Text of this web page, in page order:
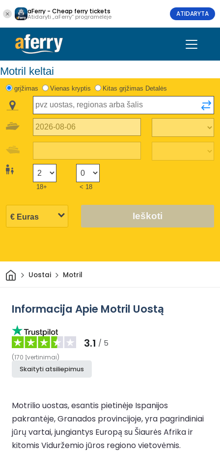
aFerry - Cheap ferry tickets
Atidaryti „aFerry“ programėlėje ATIDARYTA
Motril keltai
grįžimas Vienas kryptis Kitas grįžimas Detalės
18+ < 18
Ieškoti
Pradžia
Uostai Motril
Informacija Apie Motril Uostą
3.1 / 5
(170 Įvertinimai)
Skaityti atsiliepimus
Motrilio uostas, esantis pietinėje Ispanijos
pakrantėje, Granados provincijoje, yra pagrindiniai
jūrų vartai, jungiantys Europą su Šiaurės Afrika ir
kitomis Viduržemio jūros regiono vietovėmis.